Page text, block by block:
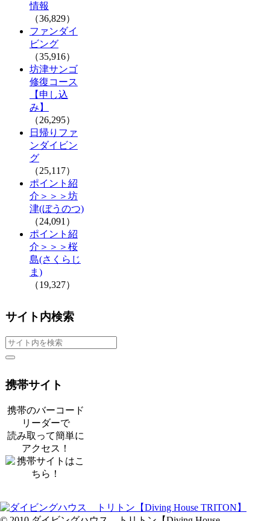
情報
（36,829）
ファンダイ
ビング
（35,916）
坊津サンゴ
修復コース
【申し込
み】
（26,295）
日帰りファ
ンダイビン
グ
（25,117）
ポイント紹
介＞＞＞坊
津(ぼうのつ)
（24,091）
ポイント紹
介＞＞＞桜
島(さくらじ
ま)
（19,327）
サイト内検索
携帯サイト
携帯のバーコード
リーダーで
読み取って簡単に
アクセス！